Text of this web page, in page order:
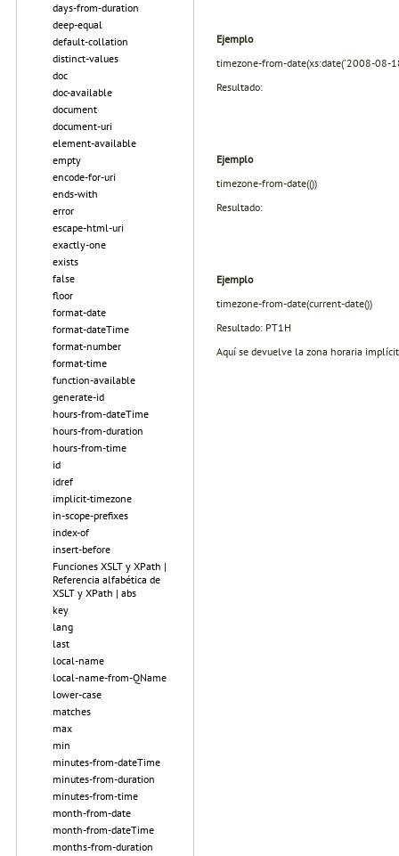
days-from-duration
deep-equal
default-collation
distinct-values
doc
doc-available
document
document-uri
element-available
empty
encode-for-uri
ends-with
error
escape-html-uri
exactly-one
exists
false
floor
format-date
format-dateTime
format-number
format-time
function-available
generate-id
hours-from-dateTime
hours-from-duration
hours-from-time
id
idref
implicit-timezone
in-scope-prefixes
index-of
insert-before
Funciones XSLT y XPath |
Referencia alfabética de
XSLT y XPath | abs
key
lang
last
local-name
local-name-from-QName
lower-case
matches
max
min
minutes-from-dateTime
minutes-from-duration
minutes-from-time
month-from-date
month-from-dateTime
months-from-duration
Ejemplo
timezone-from-date(xs:date('2008-08-
Resultado:
Ejemplo
timezone-from-date(())
Resultado:
Ejemplo
timezone-from-date(current-date())
Resultado: PT1H
Aquí se devuelve la zona horaria